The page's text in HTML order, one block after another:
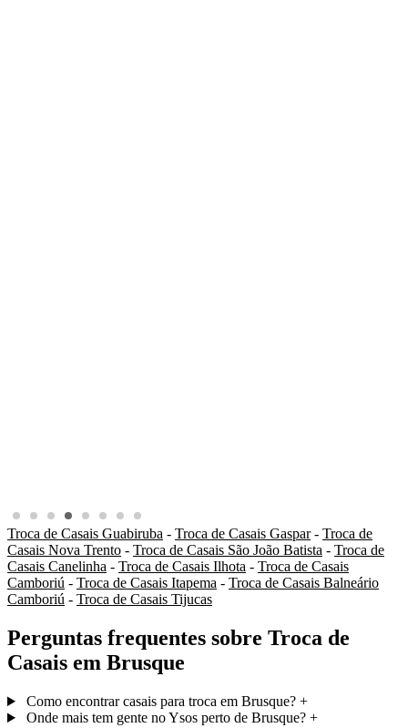
Troca de Casais Guabiruba - Troca de Casais Gaspar- Troca de
Casais Nova Trento - Troca de Casais São João Batista - Troca de
Casais Canelinha - Troca de Casais Ilhota - Troca de Casais
Camboriú - Troca de Casais Itapema - Troca de Casais Balneário
Camboriú - Troca de Casais Tijucas
Perguntas frequentes sobre Troca de
Casais em Brusque
Como encontrar casais para troca em Brusque? +
Onde mais tem gente no Ysos perto de Brusque? +